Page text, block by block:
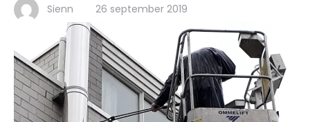
Sienn 26 september 2019